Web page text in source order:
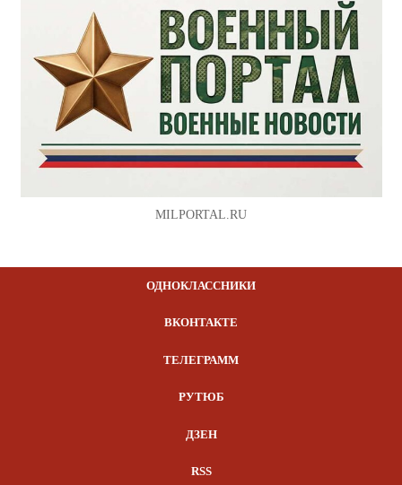
MILPORTAL.RU
ОДНОКЛАССНИКИ
ВКОНТАКТЕ
ТЕЛЕГРАММ
РУТЮБ
ДЗЕН
RSS